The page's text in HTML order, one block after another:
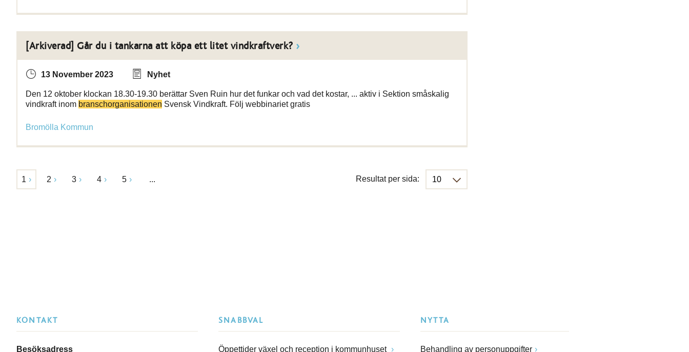
[Arkiverad] Går du i tankarna att köpa ett litet vindkraftverk?
13 November 2023 Nyhet
Den 12 oktober klockan 18.30-19.30 berättar Sven Ruin hur det funkar och vad det kostar, ... aktiv i Sektion småskalig
vindkraft inom branschorganisationen Svensk Vindkraft. Följ webbinariet gratis
Bromölla Kommun
1 2 3 4 5 ... Resultat per sida:
KONTAKT
Besöksadress
SNABBVAL
Öppettider växel och reception i kommunhuset
NYTTA
Behandling av personuppgifter